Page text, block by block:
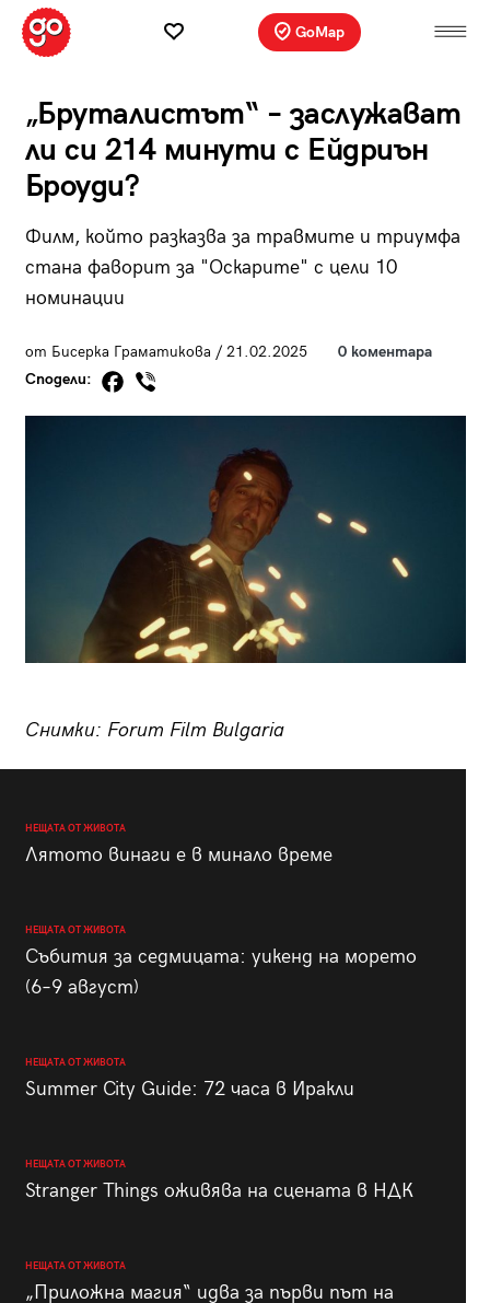
GoMap
„Бруталистът“ – заслужават
ли си 214 минути с Ейдриън
Броуди?
Филм, който разказва за травмите и триумфа
стана фаворит за "Оскарите" с цели 10
номинации
от Бисерка Граматикова / 21.02.2025
0 коментара
Сподели:
Снимки: Forum Film Bulgaria
НЕЩАТА ОТ ЖИВОТА
Лятото винаги е в минало време
НЕЩАТА ОТ ЖИВОТА
Събития за седмицата: уикенд на морето
(6–9 август)
НЕЩАТА ОТ ЖИВОТА
Summer City Guide: 72 часа в Иракли
НЕЩАТА ОТ ЖИВОТА
Stranger Things оживява на сцената в НДК
НЕЩАТА ОТ ЖИВОТА
„Приложна магия“ идва за първи път на